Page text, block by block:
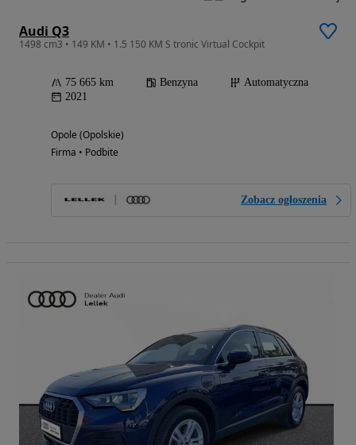
Audi Q3
1498 cm3 • 149 KM • 1.5 150 KM S tronic Virtual Cockpit
75 665 km Benzyna
Automatyczna
2021
Opole (Opolskie)
Firma • Podbite
Zobacz ogłoszenia